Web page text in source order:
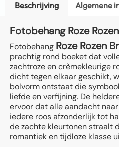
Beschrijving Algemene
Fotobehang Roze
Fotobehang Roze Rozen
prachtig rond boeket dat
zachtroze en crèmekleurige
dicht tegen elkaar geschikt,
bolvorm ontstaat die
liefde en verfijning. De
ervoor dat alle aandacht
iedere roos afzonderlijk tot
de zachte kleurtonen straalt
romantiek en tijdloze klasse